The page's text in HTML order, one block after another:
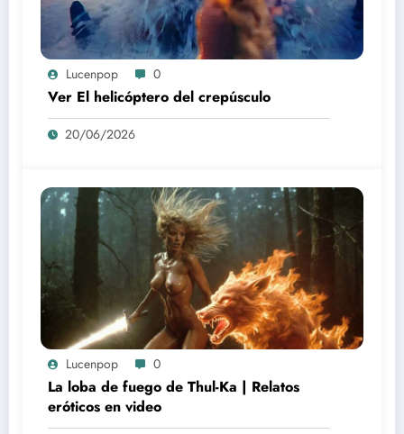
Lucenpop 0
Ver El helicóptero del crepúsculo
20/06/2026
Lucenpop 0
La loba de fuego de Thul-Ka | Relatos
eróticos en video